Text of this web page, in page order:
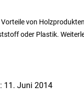
von
oder Plastik.
11. Juni 2014